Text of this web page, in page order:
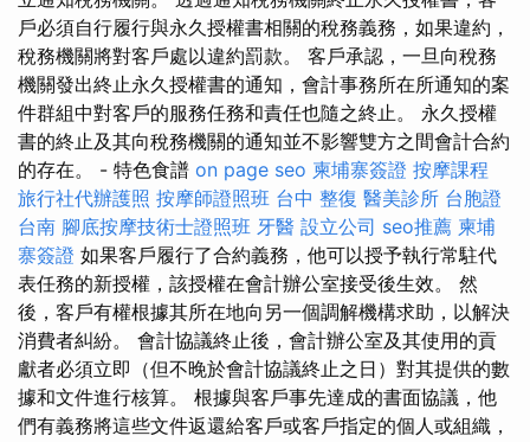
戶必須自行履行與永久授權書相關的稅務義務，如果違約，
稅務機關將對客戶處以違約罰款。 客戶承認，一旦向稅務
機關發出終止永久授權書的通知，會計事務所在所通知的案
件群組中對客戶的服務任務和責任也隨之終止。 永久授權
書的終止及其向稅務機關的通知並不影響雙方之間會計合約
的存在。 - 特色食譜 on page seo 柬埔寨簽證 按摩課程
旅行社代辦護照 按摩師證照班 台中 整復 醫美診所 台胞證
台南 腳底按摩技術士證照班 牙醫 設立公司 seo推薦 柬埔
寨簽證 如果客戶履行了合約義務，他可以授予執行常駐代
表任務的新授權，該授權在會計辦公室接受後生效。 然
後，客戶有權根據其所在地向另一個調解機構求助，以解決
消費者糾紛。 會計協議終止後，會計辦公室及其使用的貢
獻者必須立即（但不晚於會計協議終止之日）對其提供的數
據和文件進行核算。 根據與客戶事先達成的書面協議，他
們有義務將這些文件返還給客戶或客戶指定的個人或組織，